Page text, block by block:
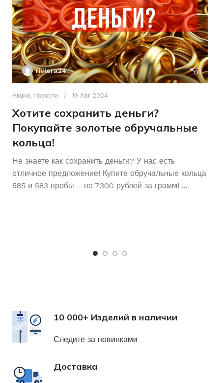
БРЕНД ИНСТРУМЕНТА
riviera24
Акции, Новости 19 Авг 2024
Хотите сохранить деньги?
Покупайте золотые обручальные
кольца!
Не знаете как сохранить деньги? У нас есть
отличное предложение! Купите обручальные кольца
585 и 583 пробы – по 7300 рублей за грамм! ...
10 000+ Изделий в наличии
Следите за новинками
Доставка